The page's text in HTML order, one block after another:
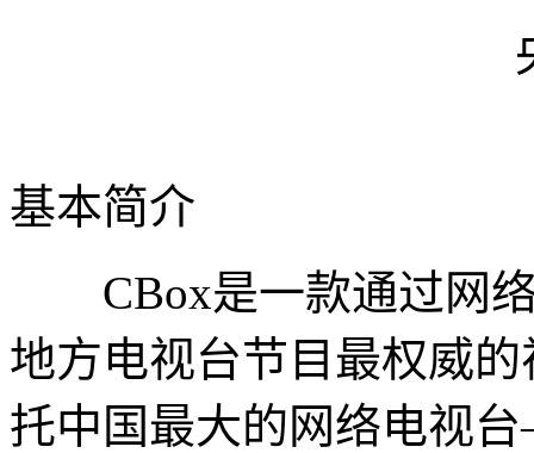
基本简介
CBox是一款通过网络
地方电视台节目最权威
托中国最大的网络电视